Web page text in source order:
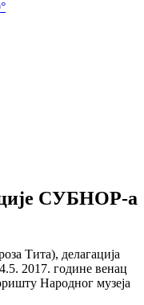
СУБНОР-а
Тита), делагација
2017. године венац
Народног музеја